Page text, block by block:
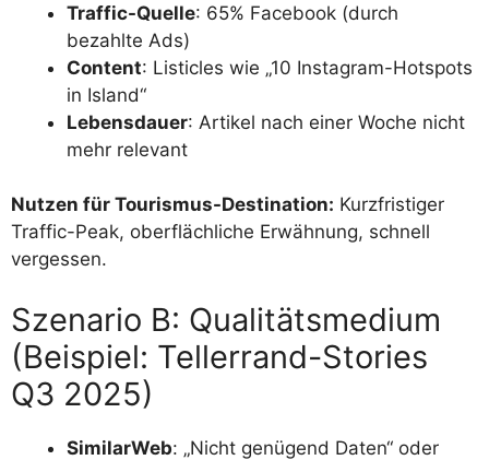
Traffic-Quelle: 65% Facebook (durch
bezahlte Ads)
Content: Listicles wie „10 Instagram-Hotspots
in Island“
Lebensdauer: Artikel nach einer Woche nicht
mehr relevant
Nutzen für Tourismus-Destination: Kurzfristiger
Traffic-Peak, oberflächliche Erwähnung, schnell
vergessen.
Szenario B: Qualitätsmedium
(Beispiel: Tellerrand-Stories
Q3 2025)
SimilarWeb: „Nicht genügend Daten“ oder